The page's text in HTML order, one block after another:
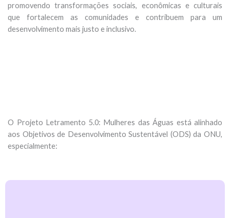
promovendo transformações sociais, econômicas e culturais
que fortalecem as comunidades e contribuem para um
desenvolvimento mais justo e inclusivo.
O Projeto Letramento 5.0: Mulheres das Águas está alinhado
aos Objetivos de Desenvolvimento Sustentável (ODS) da ONU,
especialmente: